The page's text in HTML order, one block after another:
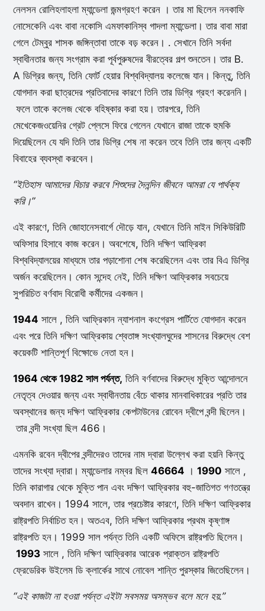
নেলসন রোলিহলাহলা ম্যান্ডেলা জন্মগ্রহণ করেন । তার মা ছিলেন ননকাফি
নোসেকেনি এবং বাবা নকোসি এমফাকানিস্ব গাদলা ম্যান্ডেলা। তার বাবা মারা
গেলে টেম্বুর শাসক জঙ্গিন্তাবা তাকে বড় করেন। . সেখানে তিনি সর্বদা
স্বাধীনতার জন্য সংগ্রাম করা পূর্বপুরুষদের বীরত্বের গল্প শুনতেন। তার B.
A ডিগ্রির জন্য, তিনি ফোর্ট হেয়ার বিশ্ববিদ্যালয় কলেজে যান। কিন্তু, তিনি
যোগদান করা ছাত্রদের প্রতিবাদের কারণে তিনি তার ডিগ্রি গ্রহণ করেননি।
ফলে তাকে কলেজ থেকে বহিষ্কার করা হয়। তারপরে, তিনি
মেখেকেজওয়েনির গ্রেট প্লেসে ফিরে গেলেন যেখানে রাজা তাকে হুমকি
দিয়েছিলেন যে যদি তিনি তার ডিগ্রি শেষ না করেন তবে তিনি তার জন্য একটি
বিবাহের ব্যবস্থা করবেন।
“ইতিহাস আমাদের বিচার করবে শিশুদের দৈনন্দিন জীবনে আমরা যে পার্থক্য
করি।”
এই কারণে, তিনি জোহানেসবার্গে দৌড়ে যান, যেখানে তিনি মাইন সিকিউরিটি
অফিসার হিসাবে কাজ করেন। অবশেষে, তিনি দক্ষিণ আফ্রিকা
বিশ্ববিদ্যালয়ের মাধ্যমে তার পড়াশোনা শেষ করেছিলেন এবং তার বিএ ডিগ্রি
অর্জন করেছিলেন। কোন সন্দেহ নেই, তিনি দক্ষিণ আফ্রিকার সবচেয়ে
সুপরিচিত বর্ণবাদ বিরোধী কর্মীদের একজন।
1944 সালে , তিনি আফ্রিকান ন্যাশনাল কংগ্রেস পার্টিতে যোগদান করেন
এবং পরে তিনি দক্ষিণ আফ্রিকায় শ্বেতাঙ্গ সংখ্যালঘুদের শাসনের বিরুদ্ধে বেশ
কয়েকটি শান্তিপূর্ণ বিক্ষোভে নেতা হন।
1964 থেকে 1982 সাল পর্যন্ত, তিনি বর্ণবাদের বিরুদ্ধে মুক্তি আন্দোলনে
নেতৃত্ব দেওয়ার জন্য এবং স্বাধীনতায় বেঁচে থাকার মানবাধিকারের প্রতি তার
অবস্থানের জন্য দক্ষিণ আফ্রিকার কেপটাউনের রোবেন দ্বীপে বন্দী ছিলেন।
তার বন্দী সংখ্যা ছিল 466।
এমনকি রবেন দ্বীপের বন্দীদেরও তাদের নাম দ্বারা উল্লেখ করা হয়নি কিন্তু
তাদের সংখ্যা দ্বারা। ম্যান্ডেলার নম্বর ছিল 46664 । 1990 সালে ,
তিনি কারাগার থেকে মুক্তি পান এবং দক্ষিণ আফ্রিকার বহু-জাতিগত গণতন্ত্রে
অবদান রাখেন। 1994 সালে, তার প্রচেষ্টার কারণে, তিনি দক্ষিণ আফ্রিকার
রাষ্ট্রপতি নির্বাচিত হন। অতএব, তিনি দক্ষিণ আফ্রিকার প্রথম কৃষ্ণাঙ্গ
রাষ্ট্রপতি হন। 1999 সাল পর্যন্ত তিনি একটি অফিসে রাষ্ট্রপতি ছিলেন।
1993সালে , তিনি দক্ষিণ আফ্রিকার আরেক প্রাক্তন রাষ্ট্রপতি
ফ্রেডেরিক উইলেম ডি ক্লার্কের সাথে নোবেল শান্তি পুরস্কার জিতেছিলেন।
“এই কাজটা না হওয়া পর্যন্ত এইটা সবসময় অসম্ভব বলে মনে হয়.”